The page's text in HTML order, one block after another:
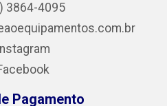
3864-4095
Instagram
Pagamento